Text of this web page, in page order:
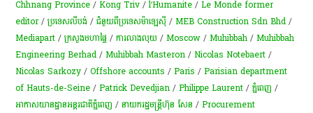
Chhnang Province /Kong Triv /l’Humanite /Le Monde former
editor/ប្រទេសលីបង់ /ជំនួយពីប្រទេសម៉ាឡេស៊ី​​/MEB Construction Sdn Bhd /
Mediapart /ក្រសួងមហាផ្ទៃ /ការលាងលុយ /Moscow /Muhibbah /Muhibbah
Engineering Berhad /Muhibbah Masteron /Nicolas Notebaert /
Nicolas Sarkozy /Offshore accounts /Paris /Parisian department
of Hauts-de-Seine /Patrick Devedjian /Philippe Laurent /ភ្នំពេញ /
អាកាសយានដ្ឋានអន្តរជាតិភ្នំពេញ /នាយករដ្ឋមន្ត្រីហ៊ុន សែន /Procurement